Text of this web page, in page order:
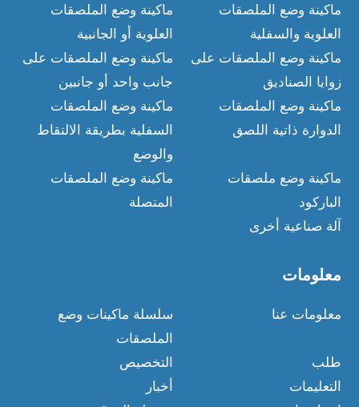
ماكينة وضع الملصقات
العلوية والسفلية
ماكينة وضع الملصقات
العلوية أو الجانبية
ماكينة وضع الملصقات على
زوايا الصناديق
ماكينة وضع الملصقات على
جانب واحد أو جانبين
ماكينة وضع الملصقات
الدوارة ذاتية اللصق
ماكينة وضع الملصقات
السفلية بطريقة الالتقاط
والوضع
ماكينة وضع ملصقات
الباركود
ماكينة وضع الملصقات
المتصلة
آلة صناعية أخرى
معلومات
معلومات عنا
سلسلة ماكينات وضع
الملصقات
طلب
التخصيص
التعليمات
أخبار